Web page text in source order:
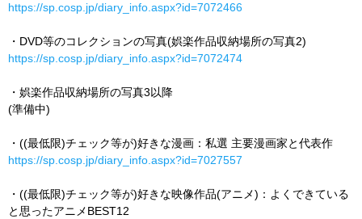
https://sp.cosp.jp/diary_info.aspx?id=7072466
・DVD等のコレクションの写真(娯楽作品収納場所の写真2)
https://sp.cosp.jp/diary_info.aspx?id=7072474
・娯楽作品収納場所の写真3以降
(準備中)
・((最低限)チェック等が)好きな漫画：私選 主要漫画家と代表作
https://sp.cosp.jp/diary_info.aspx?id=7027557
・((最低限)チェック等が)好きな映像作品(アニメ)：よくできている
と思ったアニメBEST12